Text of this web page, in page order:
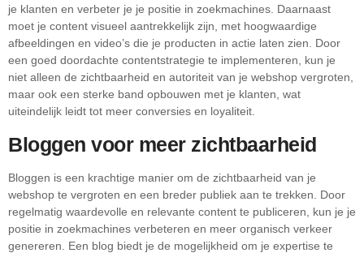
je klanten en verbeter je je positie in zoekmachines. Daarnaast
moet je content visueel aantrekkelijk zijn, met hoogwaardige
afbeeldingen en video’s die je producten in actie laten zien. Door
een goed doordachte contentstrategie te implementeren, kun je
niet alleen de zichtbaarheid en autoriteit van je webshop vergroten,
maar ook een sterke band opbouwen met je klanten, wat
uiteindelijk leidt tot meer conversies en loyaliteit.
Bloggen voor meer zichtbaarheid
Bloggen is een krachtige manier om de zichtbaarheid van je
webshop te vergroten en een breder publiek aan te trekken. Door
regelmatig waardevolle en relevante content te publiceren, kun je je
positie in zoekmachines verbeteren en meer organisch verkeer
genereren. Een blog biedt je de mogelijkheid om je expertise te